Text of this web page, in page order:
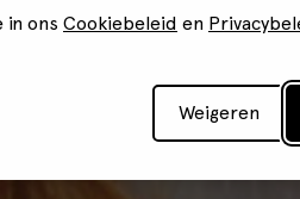
in ons Cookiebeleid en
Weigeren